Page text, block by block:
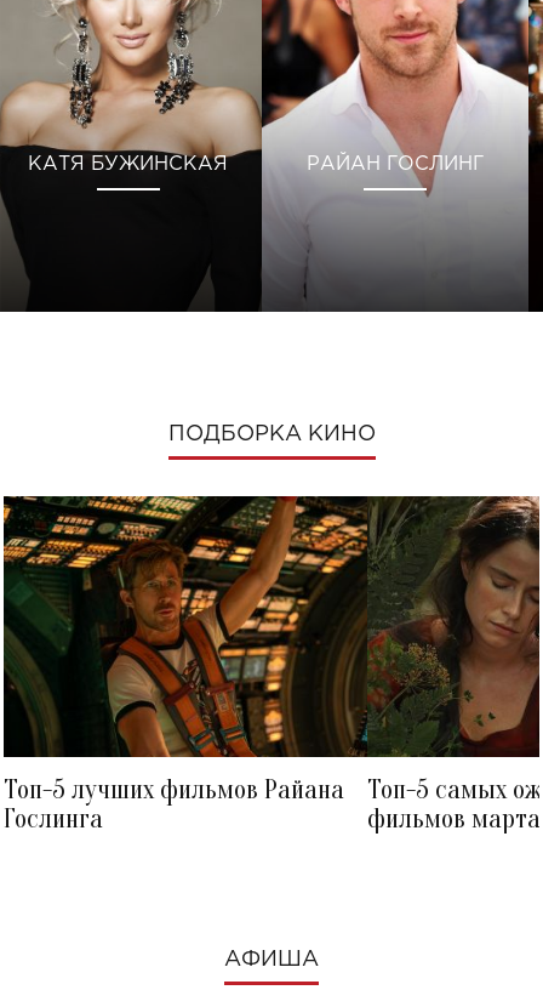
КАТЯ БУЖИНСКАЯ РАЙАН ГОСЛИНГ
ПОДБОРКА КИНО
Топ-5 лучших фильмов Райана
Гослинга
Топ-5 самых
фильмов
АФИША